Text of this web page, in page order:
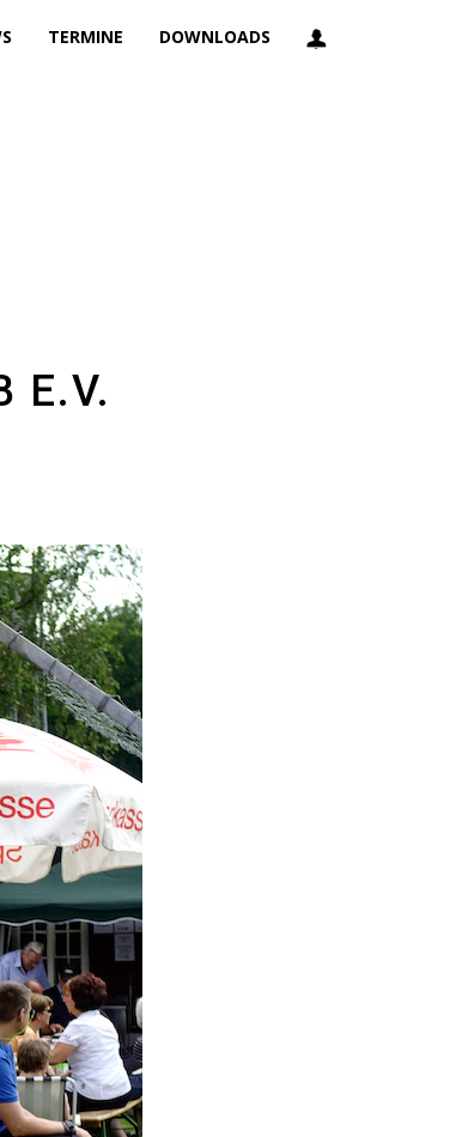
TERMINE DOWNLOADS
E.V.